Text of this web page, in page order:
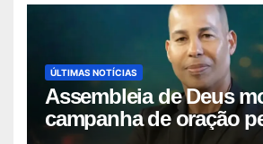
ÚLTIMAS NOTÍCIAS
Assembleia de Deus
campanha de oração